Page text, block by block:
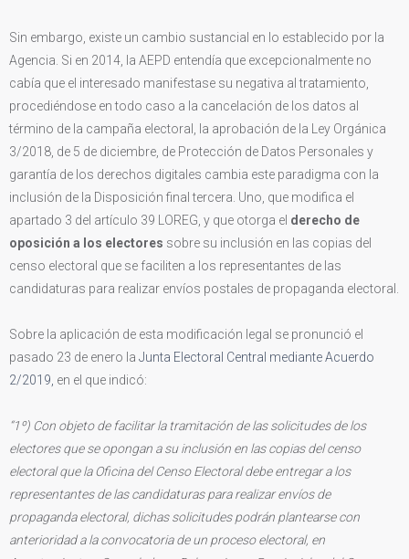
Sin embargo, existe un cambio sustancial en lo establecido por la
Agencia. Si en 2014, la AEPD entendía que excepcionalmente no
cabía que el interesado manifestase su negativa al tratamiento,
procediéndose en todo caso a la cancelación de los datos al
término de la campaña electoral, la aprobación de la Ley Orgánica
3/2018, de 5 de diciembre, de Protección de Datos Personales y
garantía de los derechos digitales cambia este paradigma con la
inclusión de la Disposición final tercera. Uno, que modifica el
apartado 3 del artículo 39 LOREG, y que otorga el derecho de
oposición a los electores sobre su inclusión en las copias del
censo electoral que se faciliten a los representantes de las
candidaturas para realizar envíos postales de propaganda electoral.
Sobre la aplicación de esta modificación legal se pronunció el
pasado 23 de enero la Junta Electoral Central mediante Acuerdo
2/2019, en el que indicó:
“1º) Con objeto de facilitar la tramitación de las solicitudes de los
electores que se opongan a su inclusión en las copias del censo
electoral que la Oficina del Censo Electoral debe entregar a los
representantes de las candidaturas para realizar envíos de
propaganda electoral, dichas solicitudes podrán plantearse con
anterioridad a la convocatoria de un proceso electoral, en